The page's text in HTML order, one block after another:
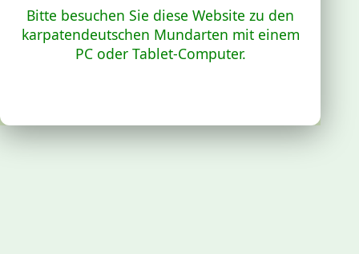
Bitte besuchen Sie diese Website zu den
karpatendeutschen Mundarten mit einem
PC oder Tablet-Computer.